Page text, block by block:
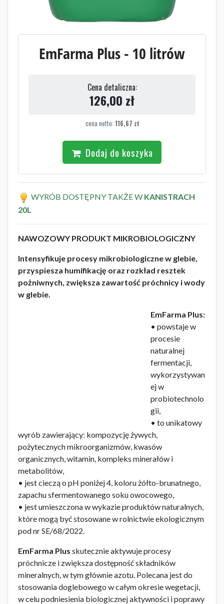
EmFarma Plus - 10 litrów
Cena detaliczna:
126,00 zł
cena netto: 116,67 zł
Dodaj do koszyka
WYRÓB DOSTĘPNY TAKŻE W KANISTRACH
20L
NAWOZOWY PRODUKT MIKROBIOLOGICZNY
Intensyfikuje procesy mikrobiologiczne w glebie,
przyspiesza humifikację oraz rozkład resztek
pożniwnych, zwiększa zawartość próchnicy i wody
w glebie.
EmFarma Plus:
• powstaje w
procesie
naturalnej
fermentacji,
wykorzystywan
ej w
probiotechnolo
gii,
• to unikatowy
wyrób zawierający: kompozycję żywych,
pożytecznych mikroorganizmów, kwasów
organicznych, witamin, kompleks minerałów i
metabolitów,
• jest cieczą o pH poniżej 4, koloru żółto-brunatnego,
zapachu sfermentowanego soku owocowego,
• jest umieszczona w wykazie produktów naturalnych,
które mogą być stosowane w rolnictwie ekologicznym
pod nr SE/68/2022.
EmFarma Plus skutecznie aktywuje procesy
próchnicze i zwiększa dostępność składników
mineralnych, w tym głównie azotu. Polecana jest do
stosowania doglebowego w całym okresie wegetacji,
w celu podniesienia biologicznej aktywności i poprawy